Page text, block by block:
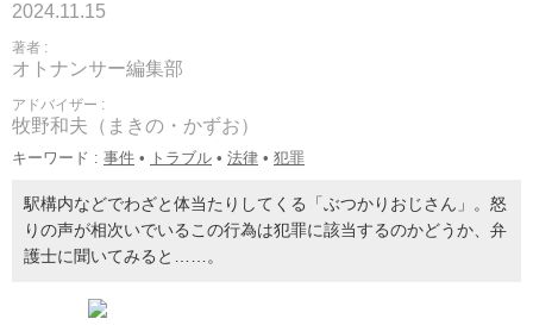
2024.11.15
著者 :
オトナンサー編集部
アドバイザー :
牧野和夫（まきの・かずお）
キーワード : 事件 • トラブル • 法律 • 犯罪
駅構内などでわざと体当たりしてくる「ぶつかりおじさん」。怒
りの声が相次いでいるこの行為は犯罪に該当するのかどうか、弁
護士に聞いてみると……。